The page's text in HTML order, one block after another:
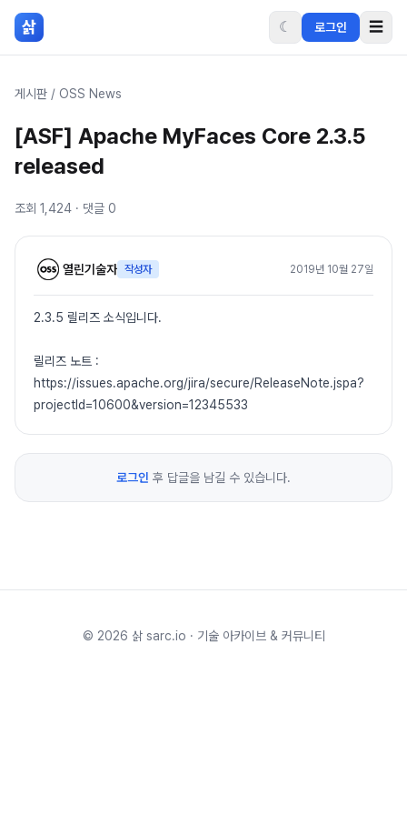
본문 바로가기
삵 ☾ 로그인 ☰
게시판 / OSS News
[ASF] Apache MyFaces Core 2.3.5
released
조회 1,424 · 댓글 0
열린기술자 작성자 2019년 10월 27일
2.3.5 릴리즈 소식입니다.
릴리즈 노트 :
https://issues.apache.org/jira/secure/ReleaseNote.jspa?
projectId=10600&version=12345533
로그인 후 답글을 남길 수 있습니다.
© 2026 삵 sarc.io · 기술 아카이브 & 커뮤니티